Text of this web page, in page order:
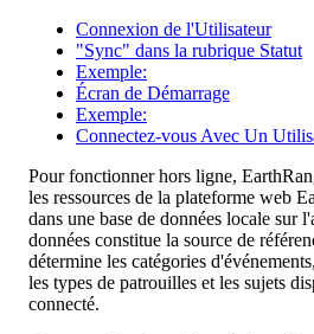
Connexion de l'Utilisateur
"Sync" dans la rubrique Statut
Exemple:
Écran de Démarrage
Exemple:
Connectez-vous Avec Un
Pour fonctionner hors ligne,
les ressources de la plateforme web
dans une base de données locale sur l'
données constitue la source de réfé
détermine les catégories d'événements,
les types de patrouilles et les sujets
connecté.